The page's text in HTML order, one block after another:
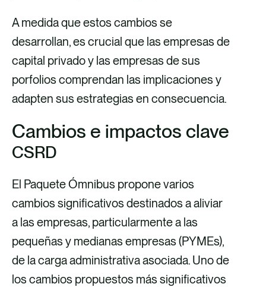
c
t
r
ó
n
c
A medida que estos cambios se
desarrollan, es crucial que las empresas de
capital privado y las empresas de sus
porfolios comprendan las implicaciones y
adapten sus estrategias en consecuencia.
Cambios e impactos clave
CSRD
El Paquete Ómnibus propone varios
cambios significativos destinados a aliviar
a las empresas, particularmente a las
pequeñas y medianas empresas (PYMEs),
de la carga administrativa asociada. Uno de
los cambios propuestos más significativos